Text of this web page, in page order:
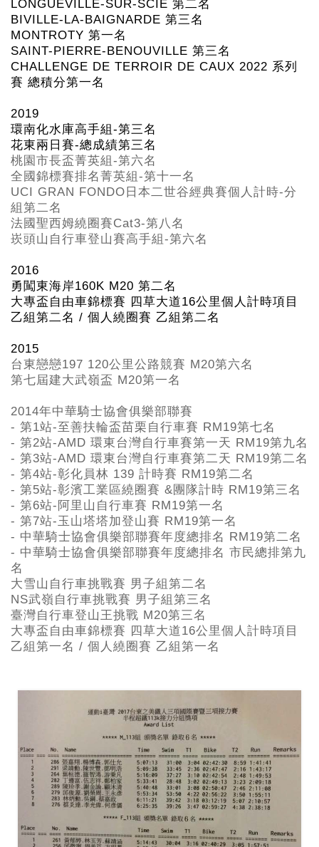
LONGUEVILLE-SUR-SCIE 第二名
BIVILLE-LA-BAIGNARDE 第三名
MONTROTY 第一名
SAINT-PIERRE-BENOUVILLE 第三名
CHALLENGE DE TERROIR DE CAUX 2022 系列
賽 總積分第一名
2019
環南化水庫高手組-第三名
花東兩日賽-總成績第三名
桃園市長盃菁英組-第六名
全國錦標賽排名菁英組-第十一名
UCI GRAN FONDO 日本二世谷經典賽個人計時-分
組第二名
法國聖西姆繞圈賽Cat3-第八名
崁頭山自行車登山賽高手組-第六名
2016
勇闖東海岸160K M20 第二名
大專盃自由車錦標賽 四草大道16公里個人計時項目
乙組第二名 / 個人繞圈賽 乙組第二名
2015
台東戀戀197 120公里公路競賽 M20第六名
第七屆建大武嶺盃 M20第一名
2014年中華騎士協會俱樂部聯賽
- 第1站-至善扶輪盃苗栗自行車賽 RM19第七名
- 第2站-AMD 環東台灣自行車賽第一天 RM19第九名
- 第3站-AMD 環東台灣自行車賽第二天 RM19第二名
- 第4站-彰化員林 139 計時賽 RM19第二名
- 第5站-彰濱工業區繞圈賽 &團隊計時 RM19第三名
- 第6站-阿里山自行車賽 RM19第一名
- 第7站-玉山塔塔加登山賽 RM19第一名
- 中華騎士協會俱樂部聯賽年度總排名 RM19第二名
- 中華騎士協會俱樂部聯賽年度總排名 市民總排第九
名
大雪山自行車挑戰賽 男子組第二名
NS武嶺自行車挑戰賽 男子組第三名
臺灣自行車登山王挑戰 M20第三名
大專盃自由車錦標賽 四草大道16公里個人計時項目
乙組第一名 / 個人繞圈賽 乙組第一名